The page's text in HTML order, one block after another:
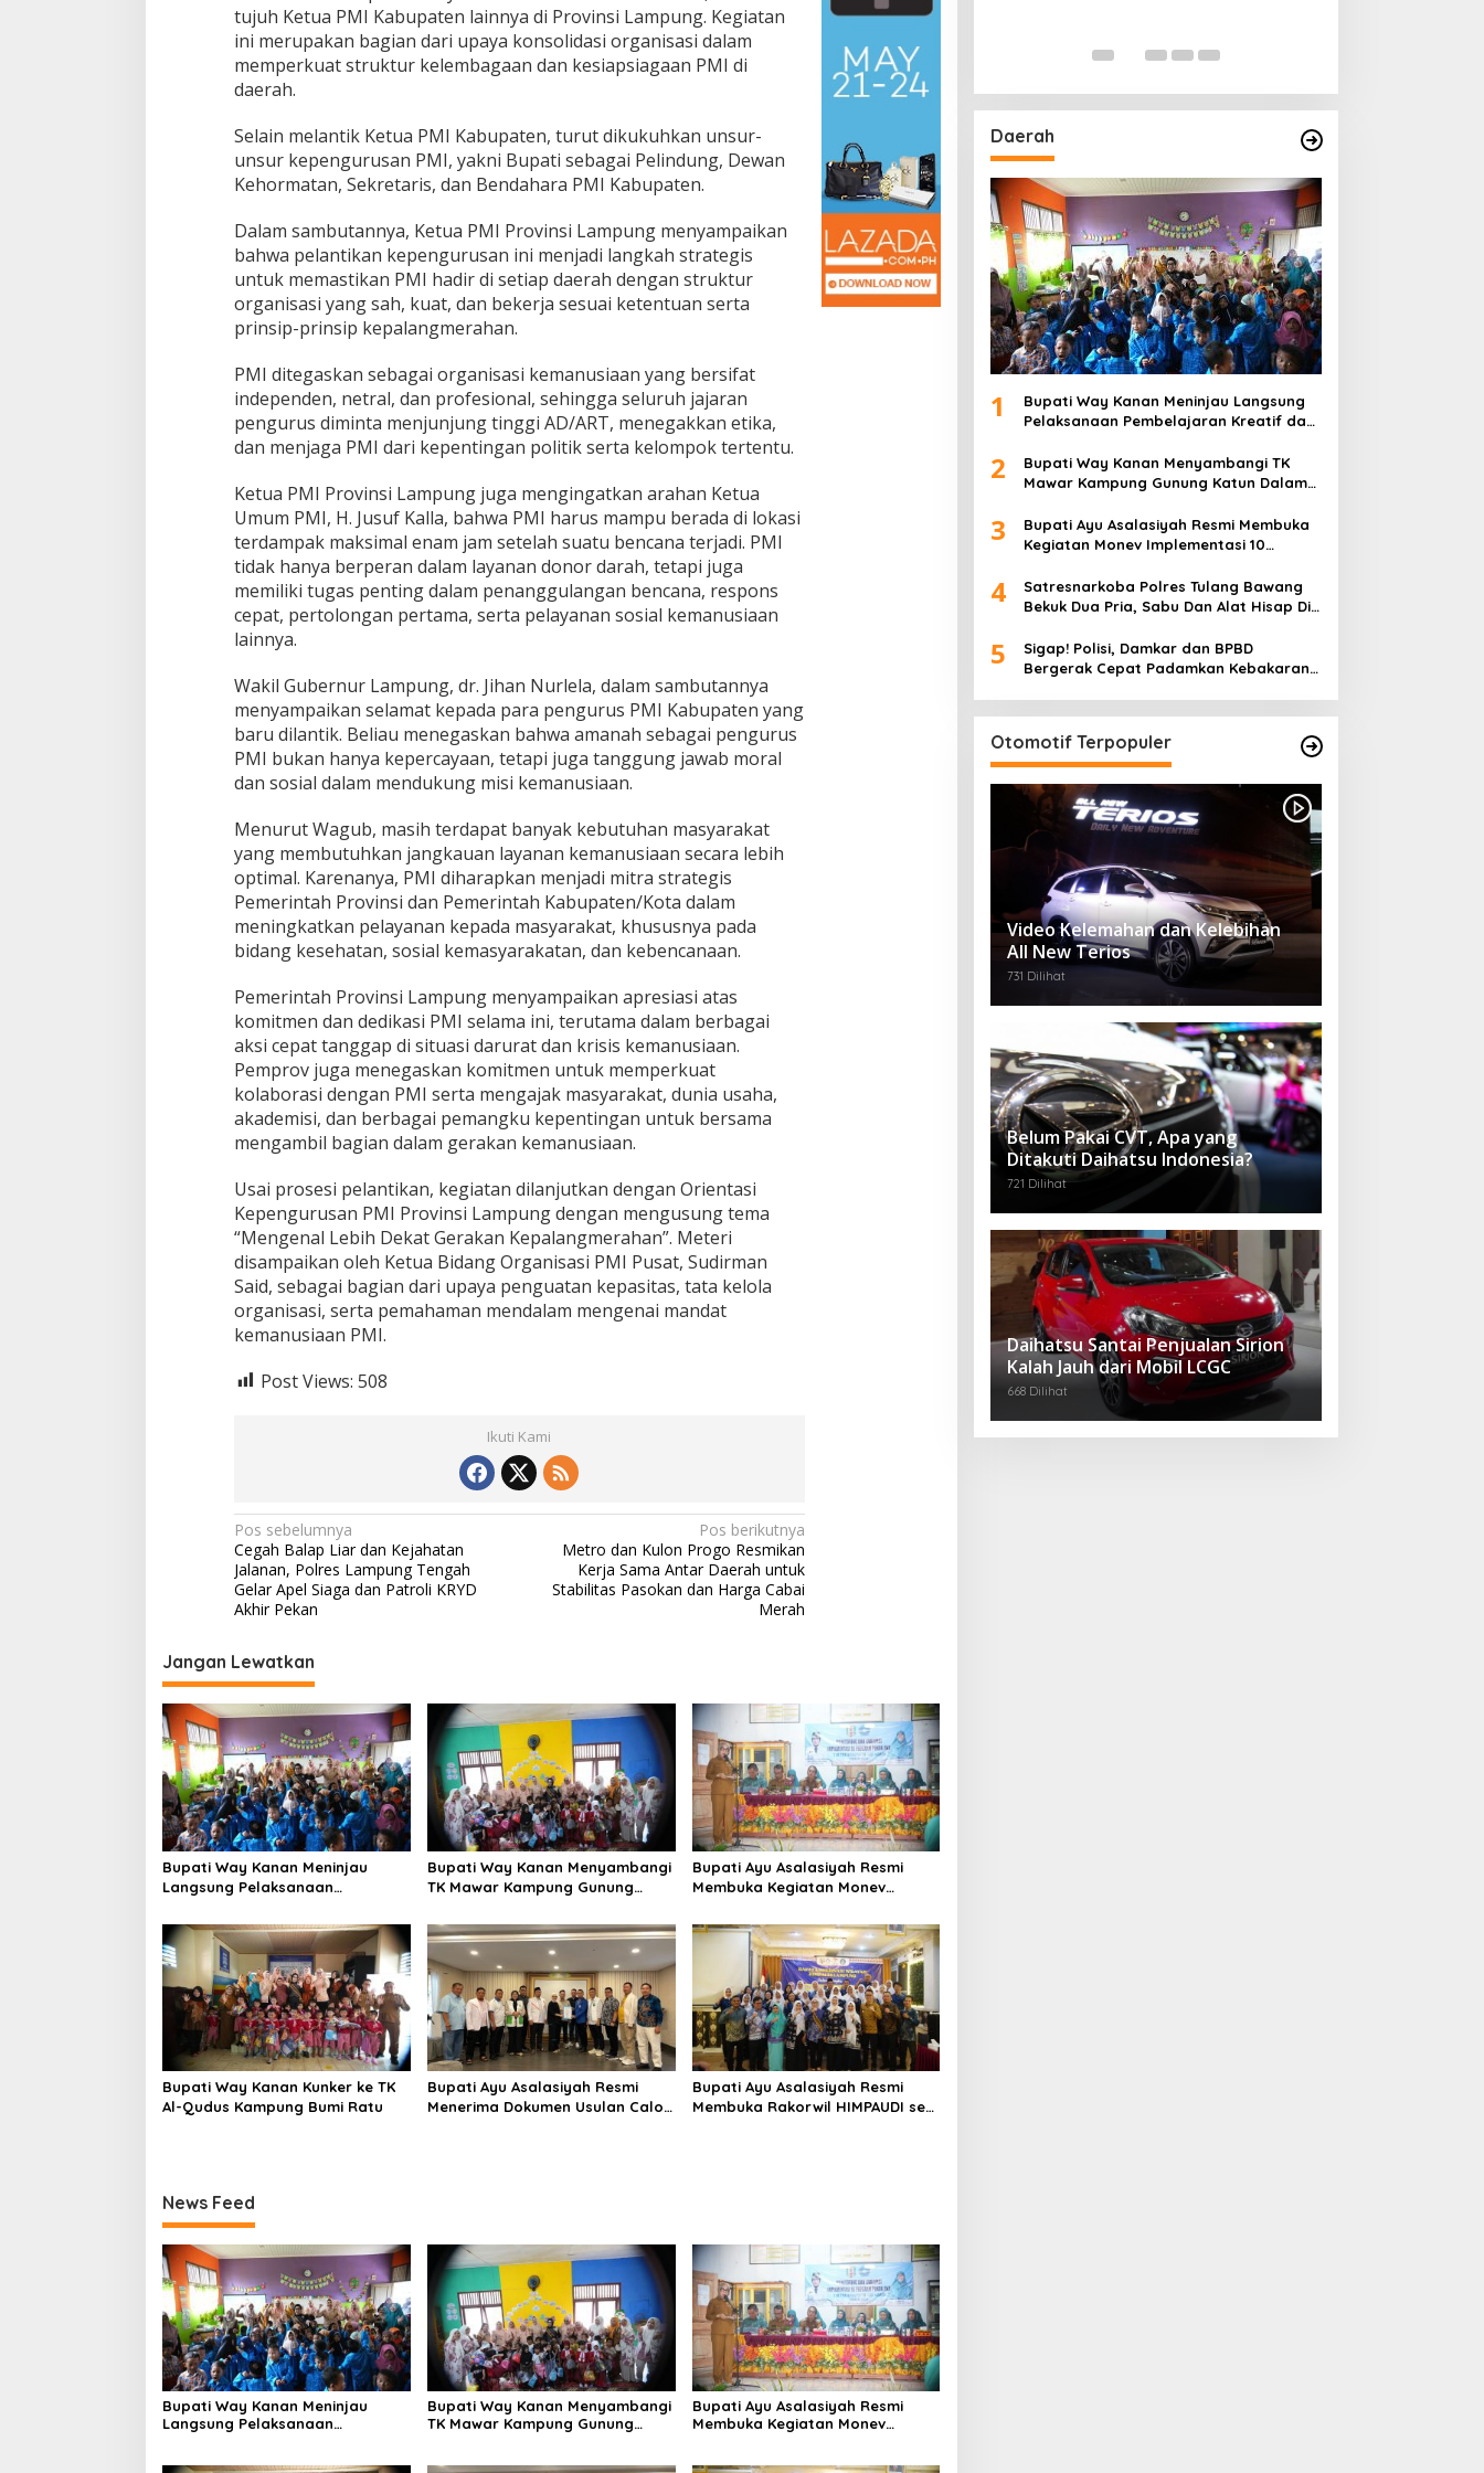
l
a
n
t
a
n
P
e
g
u
r
s
P
I
K
b
u
a
t
n
W
a
y
a
n
M
a
s
a
a
k
t
i
2
0
2
-
2
0
3
0
tujuh Ketua PMI Kabupaten lainnya di Provinsi Lampung. Kegiatan
ini merupakan bagian dari upaya konsolidasi organisasi dalam
memperkuat struktur kelembagaan dan kesiapsiagaan PMI di
daerah.
Selain melantik Ketua PMI Kabupaten, turut dikukuhkan unsur-
unsur kepengurusan PMI, yakni Bupati sebagai Pelindung, Dewan
Kehormatan, Sekretaris, dan Bendahara PMI Kabupaten.
Dalam sambutannya, Ketua PMI Provinsi Lampung menyampaikan
bahwa pelantikan kepengurusan ini menjadi langkah strategis
untuk memastikan PMI hadir di setiap daerah dengan struktur
organisasi yang sah, kuat, dan bekerja sesuai ketentuan serta
prinsip-prinsip kepalangmerahan.
PMI ditegaskan sebagai organisasi kemanusiaan yang bersifat
independen, netral, dan profesional, sehingga seluruh jajaran
pengurus diminta menjunjung tinggi AD/ART, menegakkan etika,
dan menjaga PMI dari kepentingan politik serta kelompok tertentu.
Ketua PMI Provinsi Lampung juga mengingatkan arahan Ketua
Umum PMI, H. Jusuf Kalla, bahwa PMI harus mampu berada di lokasi
terdampak maksimal enam jam setelah suatu bencana terjadi. PMI
tidak hanya berperan dalam layanan donor darah, tetapi juga
memiliki tugas penting dalam penanggulangan bencana, respons
cepat, pertolongan pertama, serta pelayanan sosial kemanusiaan
lainnya.
Wakil Gubernur Lampung, dr. Jihan Nurlela, dalam sambutannya
menyampaikan selamat kepada para pengurus PMI Kabupaten yang
baru dilantik. Beliau menegaskan bahwa amanah sebagai pengurus
PMI bukan hanya kepercayaan, tetapi juga tanggung jawab moral
dan sosial dalam mendukung misi kemanusiaan.
Menurut Wagub, masih terdapat banyak kebutuhan masyarakat
yang membutuhkan jangkauan layanan kemanusiaan secara lebih
optimal. Karenanya, PMI diharapkan menjadi mitra strategis
Pemerintah Provinsi dan Pemerintah Kabupaten/Kota dalam
meningkatkan pelayanan kepada masyarakat, khususnya pada
bidang kesehatan, sosial kemasyarakatan, dan kebencanaan.
Pemerintah Provinsi Lampung menyampaikan apresiasi atas
komitmen dan dedikasi PMI selama ini, terutama dalam berbagai
aksi cepat tanggap di situasi darurat dan krisis kemanusiaan.
Pemprov juga menegaskan komitmen untuk memperkuat
kolaborasi dengan PMI serta mengajak masyarakat, dunia usaha,
akademisi, dan berbagai pemangku kepentingan untuk bersama
mengambil bagian dalam gerakan kemanusiaan.
Usai prosesi pelantikan, kegiatan dilanjutkan dengan Orientasi
Kepengurusan PMI Provinsi Lampung dengan mengusung tema
“Mengenal Lebih Dekat Gerakan Kepalangmerahan”. Meteri
disampaikan oleh Ketua Bidang Organisasi PMI Pusat, Sudirman
Said, sebagai bagian dari upaya penguatan kepasitas, tata kelola
organisasi, serta pemahaman mendalam mengenai mandat
kemanusiaan PMI.
Post Views: 508
Ikuti Kami
N
a
v
g
a
s
i
p
o
s
Pos sebelumnya
Cegah Balap Liar dan Kejahatan
Jalanan, Polres Lampung Tengah
Gelar Apel Siaga dan Patroli KRYD
Akhir Pekan
Pos berikutnya
Metro dan Kulon Progo Resmikan
Kerja Sama Antar Daerah untuk
Stabilitas Pasokan dan Harga Cabai
Merah
Jangan Lewatkan
Bupati Way Kanan Meninjau
Langsung Pelaksanaan
Menyenangkan di TK Negeri
Pembina Kampung Sri Wijaya
Bupati Way Kanan Menyambangi
TK Mawar Kampung Gunung
Memperingati Hari Anak Nasional
Bupati Ayu Asalasiyah Resmi
Membuka Kegiatan Monev
Kanan
Bupati Way Kanan Kunker ke TK
Al-Qudus Kampung Bumi Ratu
Bupati Ayu Asalasiyah Resmi
Menerima Dokumen Usulan Calon
Bupati Ayu Asalasiyah Resmi
Membuka Rakorwil HIMPAUDI se-
News Feed
Bupati Way Kanan Meninjau
Langsung Pelaksanaan
Bupati Way Kanan Menyambangi
TK Mawar Kampung Gunung
Bupati Ayu Asalasiyah Resmi
Membuka Kegiatan Monev
Daerah
1
Bupati Way Kanan Meninjau Langsung
Pelaksanaan Pembelajaran Kreatif dan
Kampung Sri Wijaya
2
Bupati Way Kanan Menyambangi TK
Mawar Kampung Gunung Katun Dalam
Nasional
3
Bupati Ayu Asalasiyah Resmi Membuka
Kegiatan Monev Implementasi 10
4
Satresnarkoba Polres Tulang Bawang
Bekuk Dua Pria, Sabu Dan Alat Hisap Di
5
Sigap! Polisi, Damkar dan BPBD
Bergerak Cepat Padamkan Kebakaran
Otomotif Terpopuler
Video Kelemahan dan Kelebihan
All New Terios
731 Dilihat
Belum Pakai CVT, Apa yang
Ditakuti Daihatsu Indonesia?
721 Dilihat
Daihatsu Santai Penjualan Sirion
Kalah Jauh dari Mobil LCGC
668 Dilihat